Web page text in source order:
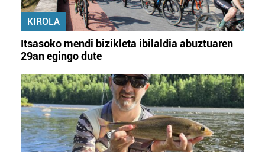
KIROLA
Itsasoko mendi bizikleta ibilaldia abuztuaren
29an egingo dute